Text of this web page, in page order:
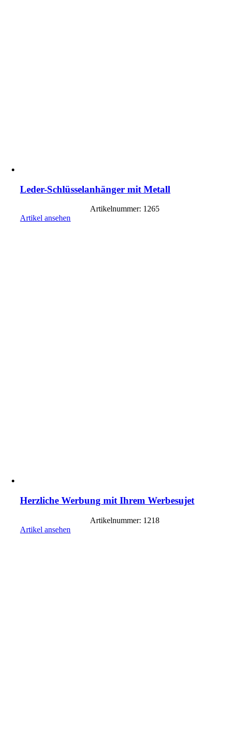
Leder-Schlüsselanhänger mit Metall
Artikelnummer: 1265
Artikel ansehen
Herzliche Werbung mit Ihrem Werbesujet
Artikelnummer: 1218
Artikel ansehen